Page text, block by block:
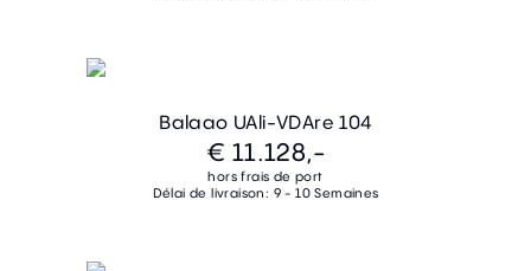
Balaao UAli-VDAre 104
€ 11.128,-
hors frais de port
Délai de livraison: 9 - 10 Semaines